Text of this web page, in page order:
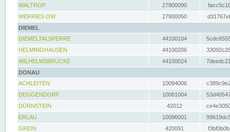
WALTROP
27800090
WERRIES OW
27800050
DIEMEL
DIEMELTALSPERRE
44100104
HELMINGHAUSEN
44100206
WILHELMSBRÜCKE
44100024
DONAU
ACHLEITEN
10094006
DEGGENDORF
10081004
DÜRNSTEIN
42012
ERLAU
10096001
GREIN
420091